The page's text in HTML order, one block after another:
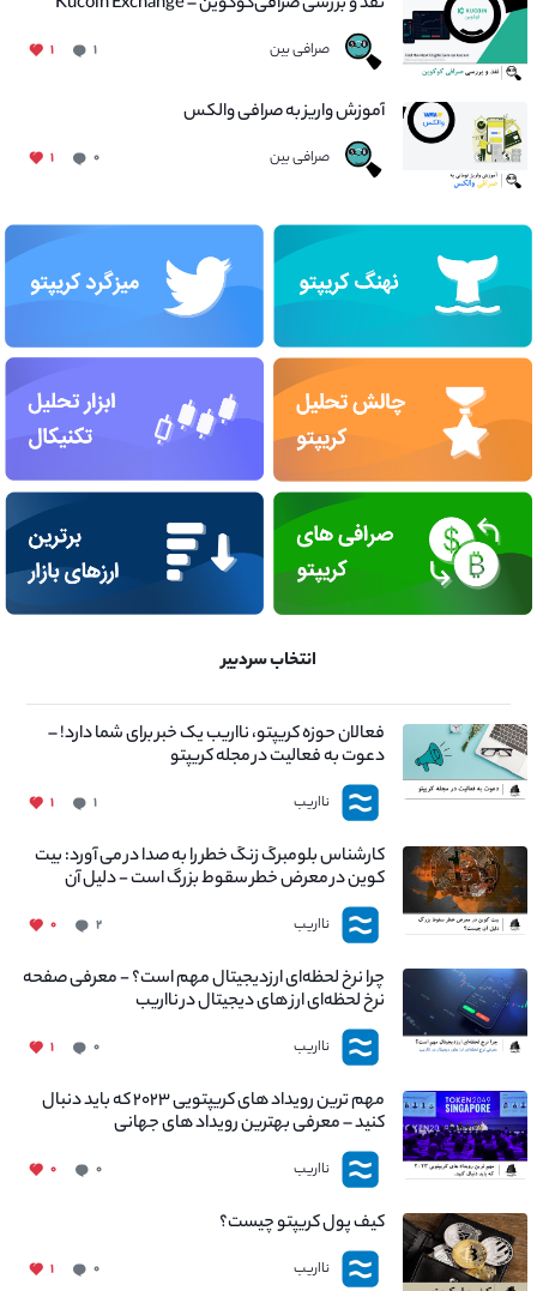
صرافی بین ۱ ۱
آموزش واریز به صرافی والکس
صرافی بین ۰ ۱
انتخاب سردبیر
فعالان حوزه کریپتو، نااریب یک خبر برای شما دارد! –
دعوت به فعالیت در مجله کریپتو
نااریب ۱ ۱
کارشناس بلومبرگ زنگ خطر را به صدا در می آورد: بیت
کوین در معرض خطر سقوط بزرگ است - دلیل آن
چیست؟
نااریب ۲ ۰
چرا نرخ لحظه‌ای ارزدیجیتال مهم است؟ - معرفی صفحه
نرخ لحظه‌ای ارز های دیجیتال در نااریب
نااریب ۰ ۱
مهم ترین رویداد های کریپتویی ۲۰۲۳ که باید دنبال
کنید – معرفی بهترین رویداد های جهانی
نااریب ۰ ۰
کیف پول کریپتو چیست؟
نااریب ۰ ۱